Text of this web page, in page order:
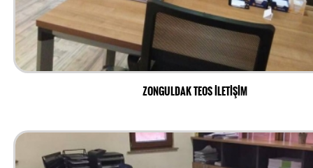
ZONGULDAK TEOS İLETİŞİM